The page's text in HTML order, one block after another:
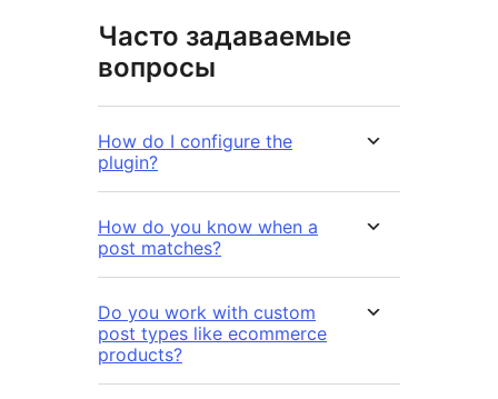
Часто задаваемые
вопросы
How do I configure the
plugin?
How do you know when a
post matches?
Do you work with custom
post types like ecommerce
products?